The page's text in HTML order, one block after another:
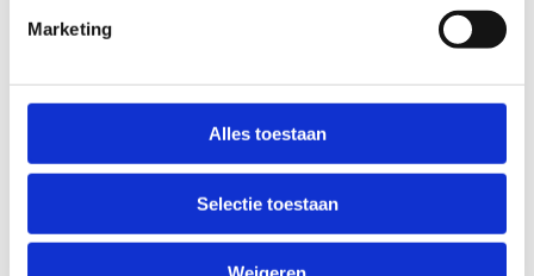
Marketing
Alles toestaan
Selectie toestaan
parcours naar de toekomst! Onze interactieve